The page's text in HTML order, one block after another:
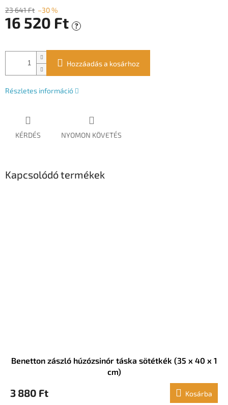
23 641 Ft –30 %
16 520 Ft ?
Hozzáadás a kosárhoz
Részletes információ
KÉRDÉS NYOMON KÖVETÉS
Kapcsolódó termékek
Benetton zászló húzózsinór táska sötétkék (35 x 40 x 1
cm)
3 880 Ft Kosárba